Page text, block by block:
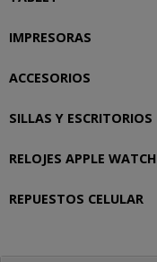
IMPRESORAS
ACCESORIOS
SILLAS Y ESCRITORIOS
RELOJES APPLE WATCH
REPUESTOS CELULAR